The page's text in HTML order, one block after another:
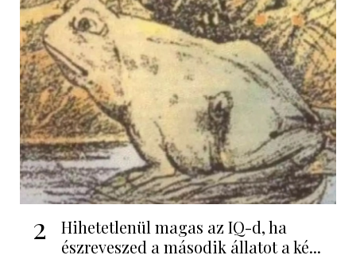
2
Hihetetlenül magas az IQ-d, ha
észreveszed a második állatot a ké...